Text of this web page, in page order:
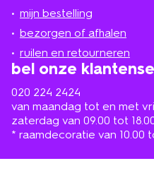
mijn bestelling
bezorgen of afhalen
ruilen en retourneren
bel onze
020 224 2424
van maandag tot en met
zaterdag van 09.00 tot
* raamdecoratie van 10.00
in
de
buurt